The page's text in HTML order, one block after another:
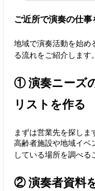
ご近所で演奏の仕
地域で演奏活動を始め
る流れをご紹介します。
① 演奏ニーズ
リストを作る
まずは営業先を探しま
高齢者施設や地域イベ
している場所を調べる
② 演奏者資料